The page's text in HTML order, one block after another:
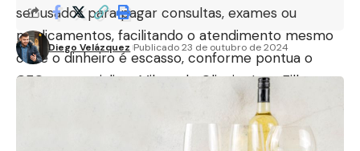
ser usados para pagar consultas, exames ou
medicamentos, facilitando o atendimento mesmo
onde o dinheiro é escasso, conforme pontua o
CEO e especialista Milton de Oliveira Lyra Filho.
Como os tokens melhoram a distribuição de
Diego Velázquez Publicado 23 de outubro de 2024